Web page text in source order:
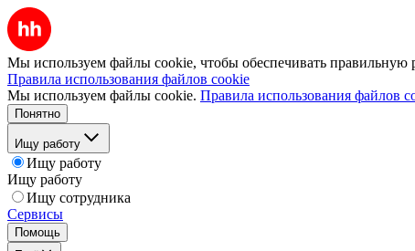
Мы используем файлы cookie, чтобы обеспечивать правильную
Правила использования файлов cookie
Мы используем файлы cookie. Правила использования файлов
Понятно
Ищу работу
Ищу работу
Ищу работу
Ищу сотрудника
Сервисы
Помощь